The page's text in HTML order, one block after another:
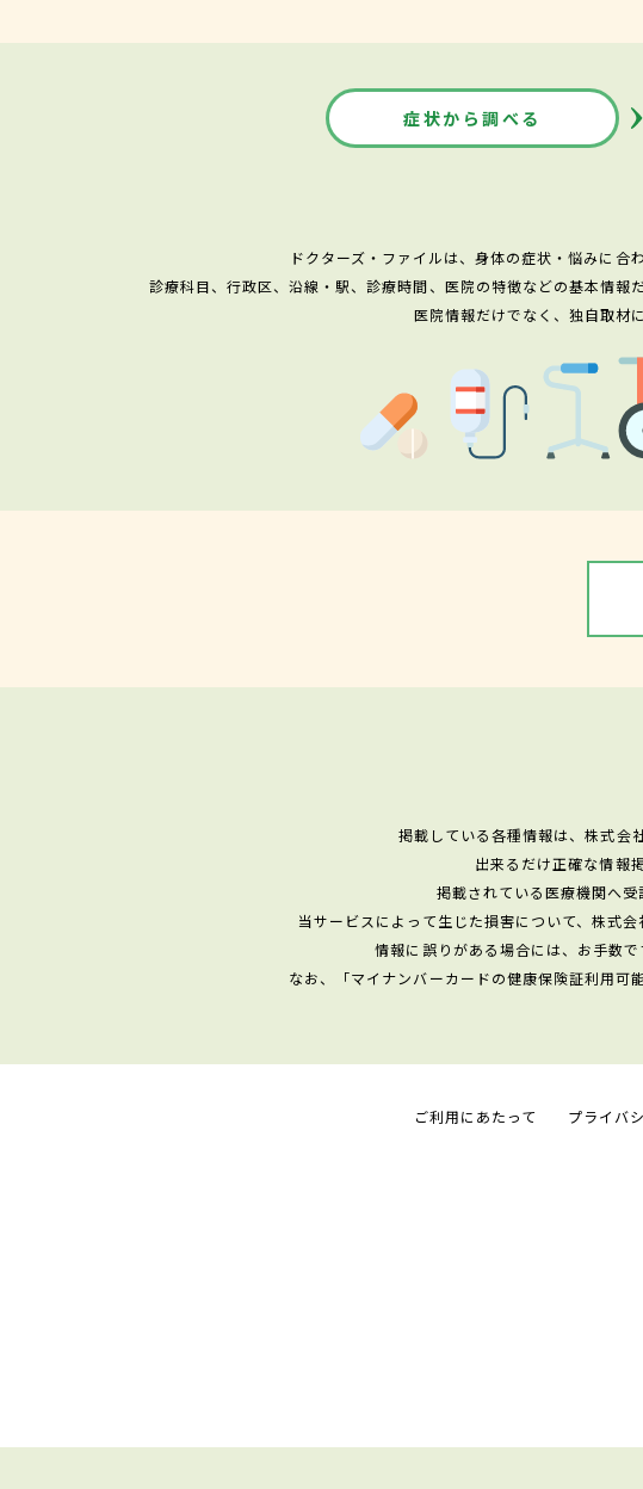
症状から調べる
ドクターズ・ファイルは、身体の症状・悩みに合
診療科目、行政区、沿線・駅、診療時間、医院の特徴などの基本情報
医院情報だけでなく、独自取材
掲載している各種情報は、株式会
出来るだけ正確な情報
掲載されている医療機関へ
当サービスによって生じた損害について、株式
情報に誤りがある場合には、お手数
なお、「マイナンバーカードの健康保険証利用可
ご利用にあたって プライバ